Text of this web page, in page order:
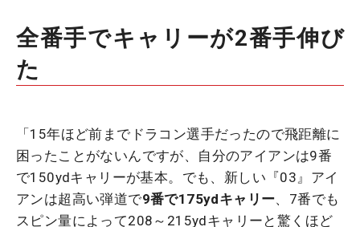
全番手でキャリーが2番手伸び
た
「15年ほど前までドラコン選手だったので飛距離に
困ったことがないんですが、自分のアイアンは9番
で150ydキャリーが基本。でも、新しい『03』アイ
アンは超高い弾道で9番で175ydキャリー、7番でも
スピン量によって208～215ydキャリーと驚くほど